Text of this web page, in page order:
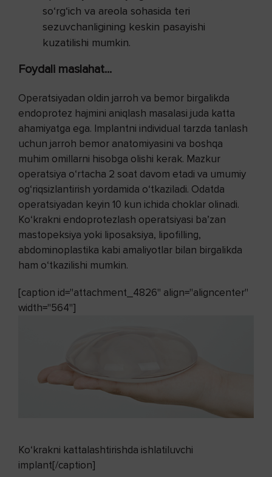
so‘rg‘ich va areola sohasida teri
sezuvchanligining keskin pasayishi
kuzatilishi mumkin.
Foydali maslahat...
Operatsiyadan oldin jarroh va bemor birgalikda
endoprotez hajmini aniqlash masalasi juda katta
ahamiyatga ega. Implantni individual tarzda tanlash
uchun jarroh bemor anatomiyasini va boshqa
muhim omillarni hisobga olishi kerak. Mazkur
operatsiya o‘rtacha 2 soat davom etadi va umumiy
og‘riqsizlantirish yordamida o‘tkaziladi. Odatda
operatsiyadan keyin 10 kun ichida choklar olinadi.
Ko‘krakni endoprotezlash operatsiyasi ba’zan
mastopeksiya yoki liposaksiya, lipofilling,
abdominoplastika kabi amaliyotlar bilan birgalikda
ham o‘tkazilishi mumkin.
[caption id="attachment_4826" align="aligncenter"
width="564"]
Ko‘krakni kattalashtirishda ishlatiluvchi
implant[/caption]